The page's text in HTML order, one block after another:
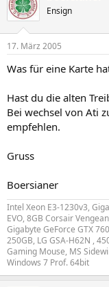
Ensign
17. März 2005
Was für eine Karte
Hast du die alten
Bei wechsel von Ati
empfehlen.
Gruss
Boersianer
Intel Xeon E3-1230v3,
EVO, 8GB Corsair
Gigabyte GeForce GTX
250GB, LG GSA-H62N ,
Gaming Mouse, MS
Windows 7 Prof. 64bit